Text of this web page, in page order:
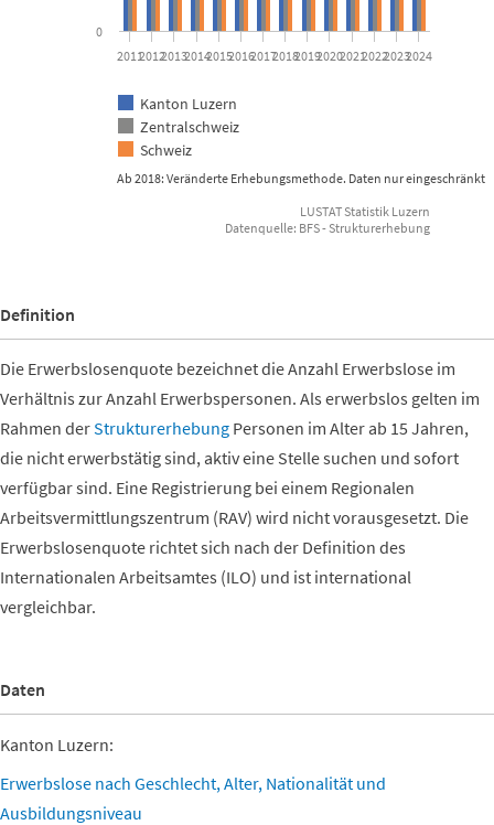
Ab 2018: Veränderte Erhebungsmethode. Daten nur
Kanton Luzern
Zentralschweiz
Schweiz
20112012201320142015201620172018201920202021202220232024
0
LUSTAT Statistik Luzern
Datenquelle: BFS - Strukturerhebung
Definition
Die Erwerbslosenquote bezeichnet die Anzahl Erwerbslose im
Verhältnis zur Anzahl Erwerbspersonen. Als erwerbslos gelten im
Rahmen derStrukturerhebung Personen im Alter ab 15 Jahren,
die nicht erwerbstätig sind, aktiv eine Stelle suchen und sofort
verfügbar sind. Eine Registrierung bei einem Regionalen
Arbeitsvermittlungszentrum (RAV) wird nicht vorausgesetzt. Die
Erwerbslosenquote richtet sich nach der Definition des
Internationalen Arbeitsamtes (ILO) und ist international
vergleichbar.
Daten
Kanton Luzern:
Erwerbslose nach Geschlecht, Alter, Nationalität und
Ausbildungsniveau